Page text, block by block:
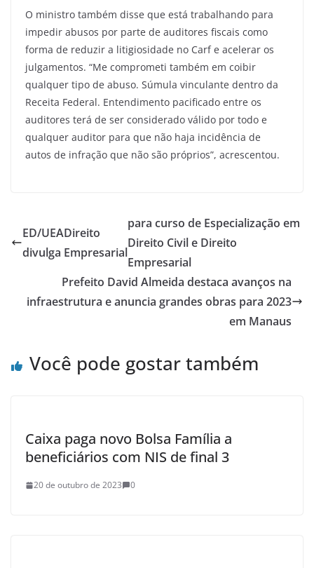
O ministro também disse que está trabalhando para
impedir abusos por parte de auditores fiscais como
forma de reduzir a litigiosidade no Carf e acelerar os
julgamentos. “Me comprometi também em coibir
qualquer tipo de abuso. Súmula vinculante dentro da
Receita Federal. Entendimento pacificado entre os
auditores terá de ser considerado válido por todo e
qualquer auditor para que não haja incidência de
autos de infração que não são próprios”, acrescentou.
ED/UEA
divulga
Direito
Empresarial
para curso de Especialização em
Direito Civil e Direito
Empresarial
Prefeito David Almeida destaca avanços na
infraestrutura e anuncia grandes obras para 2023
em Manaus
Você pode gostar também
Caixa paga novo Bolsa Família a
beneficiários com NIS de final 3
20 de outubro de 2023 0